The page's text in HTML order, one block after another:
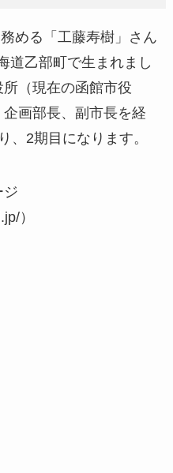
める「工藤寿樹」さん
道乙部町で生まれまし
（現在の函館市役
画部長、副市長を経
、2期目になります。
ジ
）